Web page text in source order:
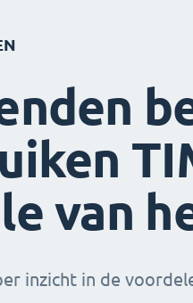
van
inzicht in de